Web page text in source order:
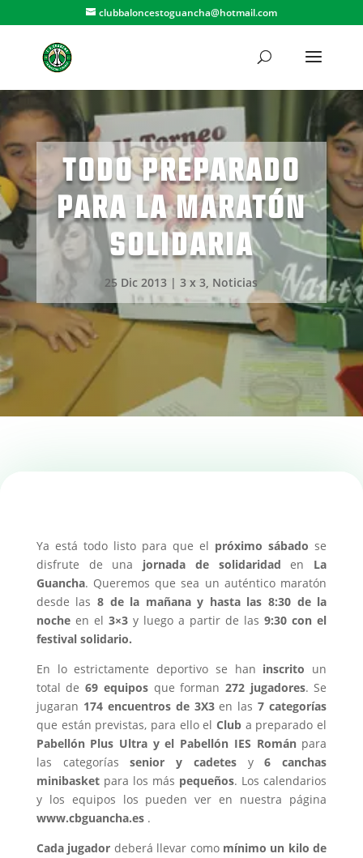
clubbaloncestoguancha@hotmail.com
TODO PREPARADO
PARA LA MARATÓN
SOLIDARIA
25 Dic 2013 |3 x 3, Noticias
Ya está todo listo para que el próximo sábado se
disfrute de una jornada de solidaridad en La
Guancha. Queremos que sea un auténtico maratón
desde las 8 de la mañana y hasta las 8:30 de la
nocheen el 3×3y luego a partir de las9:30 con el
festival solidario.
En lo estrictamente deportivo se han inscrito un
total de69 equiposque forman 272 jugadores. Se
jugaran 174 encuentros de 3X3en las 7 categorías
que están previstas, para ello elClub a preparado el
Pabellón Plus Ultra y el Pabellón IES Románpara
las categoríassenior y cadetesy6 canchas
minibasketpara los más pequeños. Los calendarios
y los equipos los pueden ver en nuestra página
www.cbguancha.es.
Cada jugador deberá llevar como mínimo un kilo de